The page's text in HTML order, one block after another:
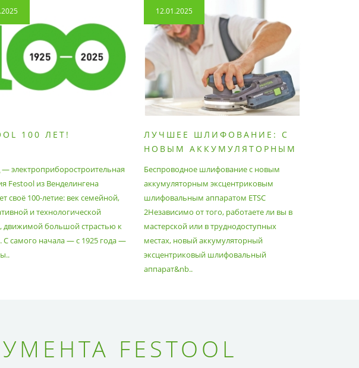
100 ЛЕТ!
— электроприборостроительная
Festool из Венделингена
своё 100-летие: век семейной,
и технологической
движимой большой страстью к
С самого начала — с 1925 года —
12.01.2025
ЛУЧШЕЕ ШЛИФОВАНИЕ: С
НОВЫМ АККУМУЛЯТОРНЫМ
АППАРАТОМ ETSC2
Беспроводное шлифование с новым
аккумуляторным эксцентриковым
шлифовальным аппаратом ETSC
2Независимо от того, работаете ли вы в
мастерской или в труднодоступных
местах, новый аккумуляторный
эксцентриковый шлифовальный
аппарат&nb..
FESTOOL